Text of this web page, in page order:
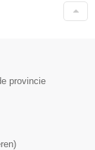
provincie
)